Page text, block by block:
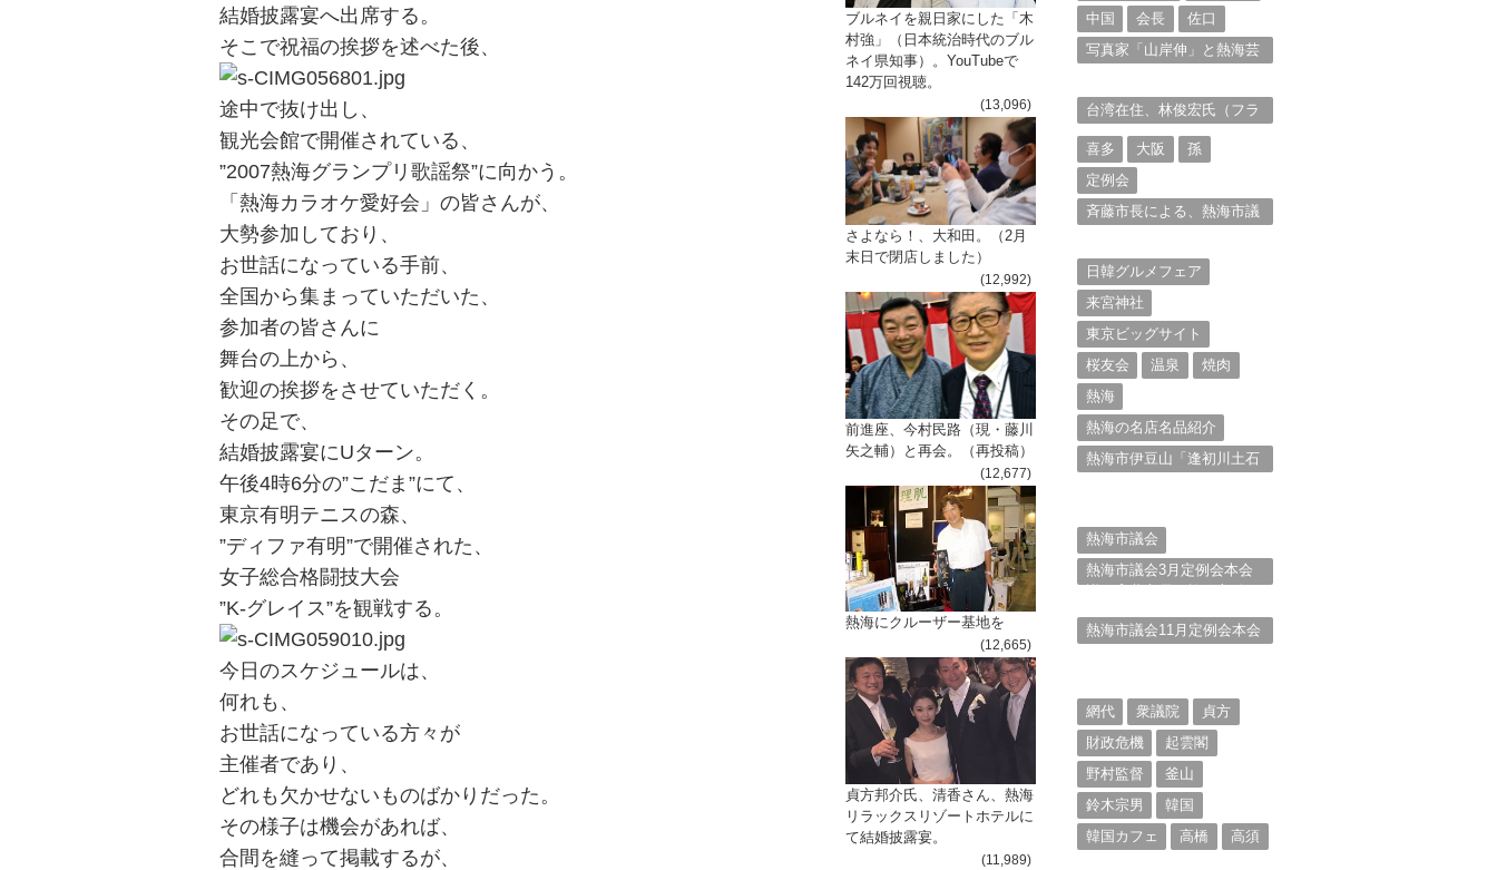
結婚披露宴へ出席する。
そこで祝福の挨拶を述べた後、
途中で抜け出し、
観光会館で開催されている、
”2007熱海グランプリ歌謡祭”に向かう。
「熱海カラオケ愛好会」の皆さんが、
大勢参加しており、
お世話になっている手前、
全国から集まっていただいた、
参加者の皆さんに
舞台の上から、
歓迎の挨拶をさせていただく。
その足で、
結婚披露宴にUターン。
午後4時6分の”こだま”にて、
東京有明テニスの森、
”ディファ有明”で開催された、
女子総合格闘技大会
”K-グレイス”を観戦する。
今日のスケジュールは、
何れも、
お世話になっている方々が
主催者であり、
どれも欠かせないものばかりだった。
その様子は機会があれば、
合間を縫って掲載するが、
ブルネイを親日家にした「木
村強」（日本統治時代のブル
ネイ県知事）。YouTubeで
142万回視聴。
(13,096)
さよなら！、大和田。（2月
末日で閉店しました）
(12,992)
前進座、今村民路（現・藤川
矢之輔）と再会。（再投稿）
(12,677)
熱海にクルーザー基地を
(12,665)
貞方邦介氏、清香さん、熱海
リラックスリゾートホテルに
て結婚披露宴。
(11,989)
中国
会長
佐口
写真家「山岸伸」と熱海芸
台湾在住、林俊宏氏（フラ
喜多
大阪
孫
定例会
斉藤市長による、熱海市議
日韓グルメフェア
来宮神社
東京ビッグサイト
桜友会
温泉
焼肉
熱海
熱海の名店名品紹介
熱海市伊豆山「逢初川土石
熱海市議会
熱海市議会3月定例会本会
熱海市議会11月定例会本会
網代
衆議院
貞方
財政危機
起雲閣
野村監督
釜山
鈴木宗男
韓国
韓国カフェ
高橋 高須